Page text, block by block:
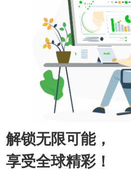
解锁无限可能，
享受全球精彩！